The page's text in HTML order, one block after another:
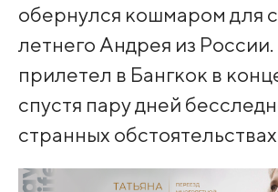
обернулся кошмаром для
летнего Андрея из
прилетел в Бангкок в
спустя пару дней
странных